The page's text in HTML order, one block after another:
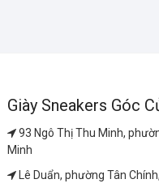
Giày Sneakers Góc
93 Ngô Thị Thu Minh,
Minh
Lê Duẩn, phường Tân